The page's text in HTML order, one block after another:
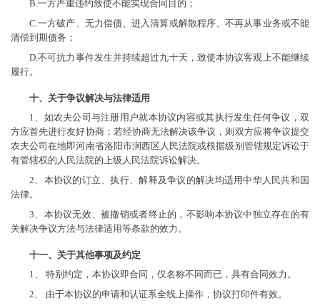
B.一方严重违约致使不能实现合同目的；
C.一方破产、无力偿债、进入清算或解散程序、不再从事业务或不能
清偿到期债务；
D.不可抗力事件发生并持续超过九十天，致使本协议客观上不能继续
履行。
十、关于争议解决与法律适用
1、如农夫公司与注册用户就本协议内容或其执行发生任何争议，双
方应首先进行友好协商；若经协商无法解决该争议，则双方应将争议提交
农夫公司在地即河南省洛阳市涧西区人民法院或根据级别管辖规定诉讼于
有管辖权的人民法院的上级人民法院诉讼解决。
2、本协议的订立、执行、解释及争议的解决均适用中华人民共和国
法律。
3、本协议无效、被撤销或者终止的，不影响本协议中独立存在的有
关解决争议方法与法律适用等条款的效力。
十一、关于其他事项及约定
1、 特别约定，本协议即合同，仅名称不同而已，具有合同效力。
2、 由于本协议的申请和认证系全线上操作，协议打印件有效。